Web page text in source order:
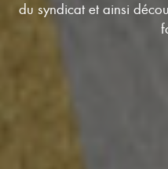
du syndicat et ainsi